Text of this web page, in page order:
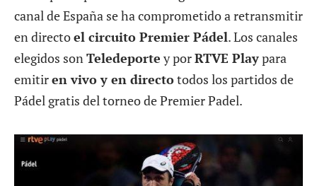
canal de España se ha comprometido a retransmitir
en directoel circuito Premier Pádel. Los canales
elegidos sonTeledeporte y porRTVE Playpara
emitiren vivo y en directotodos los partidos de
Pádel gratis del torneo de Premier Padel.